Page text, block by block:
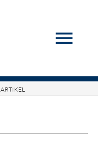
menu
SUCHEN
ARTIKEL